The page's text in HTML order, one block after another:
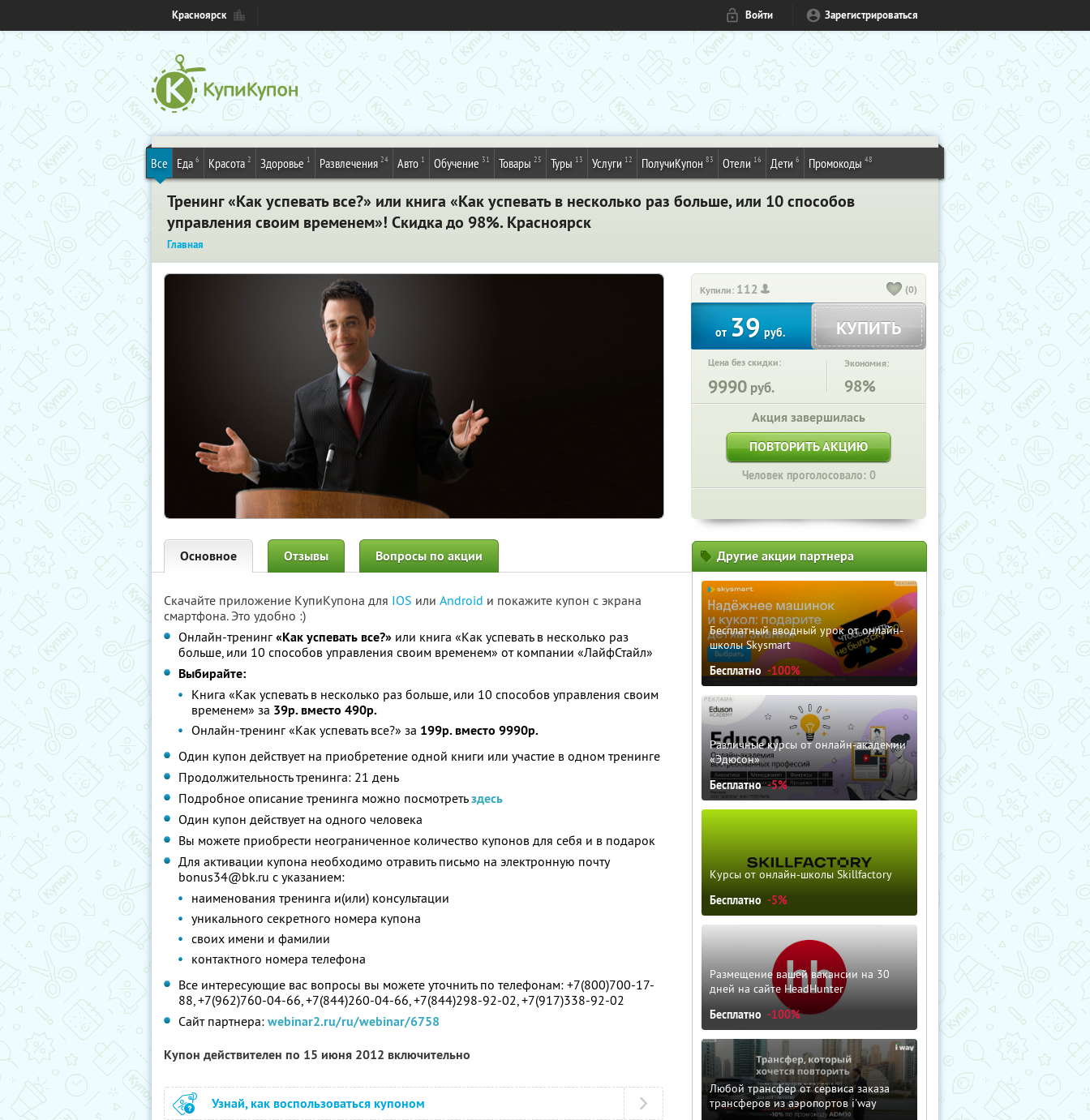
Красноярск Войти Зарегистрироваться
Все Еда 6 Красота 2 Здоровье 1 Развлечения 24 Авто 1 Обучение 31 Товары 25 Туры 13 Услуги 12 ПолучиКупон 83 Отели 16 Дети 6 Промокоды 48
Тренинг «Как успевать все?» или книга «Как успевать в несколько раз больше, или 10 способов
управления своим временем»! Скидка до 98%. Красноярск
Главная
Купили: 112 (0)
от 39руб. КУПИТЬ
Цена без скидки:
9990 руб.
Экономия:
98%
Акция завершилась
ПОВТОРИТЬ АКЦИЮ
Человек проголосовало: 0
Основное Отзывы Вопросы по акции
Скачайте приложение КупиКупона для IOS или Android и покажите купон с экрана
смартфона. Это удобно :)
Онлайн-тренинг «Как успевать все?» или книга «Как успевать в несколько раз
больше, или 10 способов управления своим временем» от компании «ЛайфСтайл»
Выбирайте:
Книга «Как успевать в несколько раз больше, или 10 способов управления своим
временем» за 39р. вместо 490р.
Онлайн-тренинг «Как успевать все?» за 199р. вместо 9990р.
Один купон действует на приобретение одной книги или участие в одном тренинге
Продолжительность тренинга: 21 день
Подробное описание тренинга можно посмотретьздесь
Один купон действует на одного человека
Вы можете приобрести неограниченное количество купонов для себя и в подарок
Для активации купона необходимо отравить письмо на электронную почту
bonus34@bk.ru с указанием:
наименования тренинга и(или) консультации
уникального секретного номера купона
своих имени и фамилии
контактного номера телефона
Все интересующие вас вопросы вы можете уточнить по телефонам: +7(800)700-17-
88, +7(962)760-04-66, +7(844)260-04-66, +7(844)298-92-02, +7(917)338-92-02
Сайт партнера: webinar2.ru/ru/webinar/6758
Купон действителен по 15 июня 2012 включительно
Узнай, как воспользоваться купоном
Другие акции партнера
Бесплатный вводный урок от онлайн-
школы Skysmart
Бесплатно -100%
Различные курсы от онлайн-академии
«Эдюсон»
Бесплатно -5%
Курсы от онлайн-школы Skillfactory
Бесплатно -5%
Размещение вашей вакансии на 30
дней на сайте HeadHunter
Бесплатно -100%
Любой трансфер от сервиса заказа
трансферов из аэропортов i'way